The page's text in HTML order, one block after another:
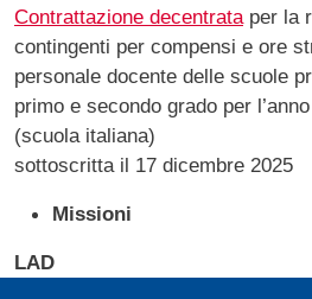
Contrattazione decentrataper la
contingenti per compensi e ore
personale docente delle scuole
primo e secondo grado per
(scuola italiana)
sottoscritta il 17 dicembre 2025
Missioni
LAD